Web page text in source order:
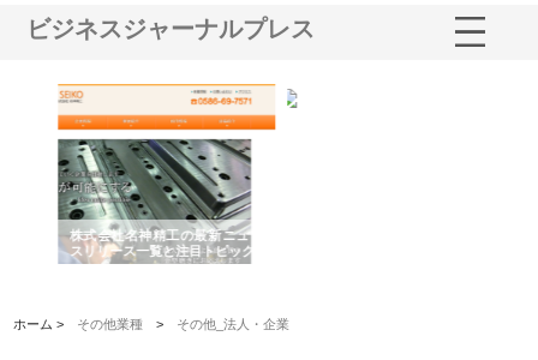
ビジネスジャーナルプレス
株式会社名神精工の最新ニュー
スリリース一覧と注目トピック
ホーム > その他業種 > その他_法人・企業